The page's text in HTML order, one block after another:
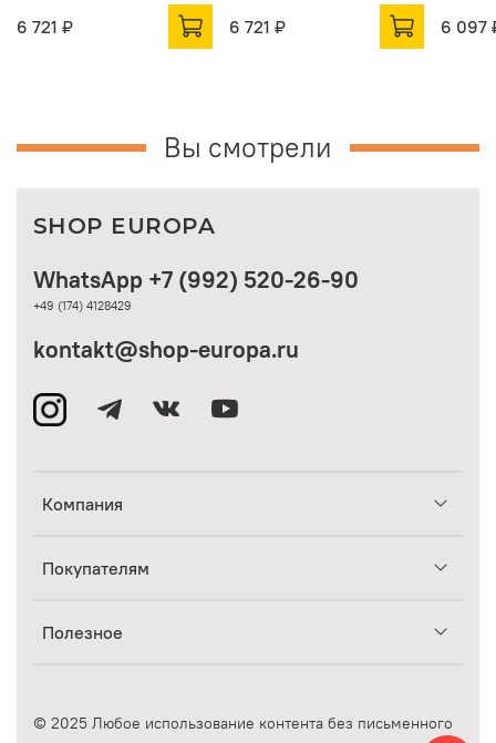
6 721 ₽
6 721 ₽
6 097
Вы смотрели
Компания
Покупателям
Полезное
WhatsApp +7 (992) 520-26-90
+49 (174) 4128429
kontakt@shop-europa.ru
SHOP EUROPA
© 2025 Любое использование контента без письменного